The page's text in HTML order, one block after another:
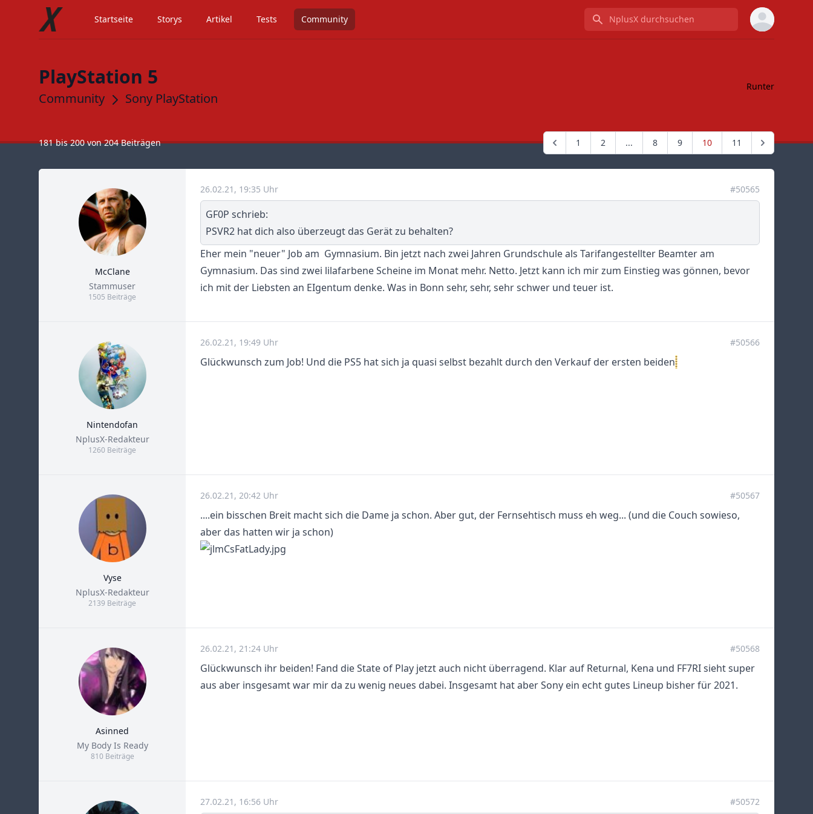
Startseite Storys Artikel Tests Community NplusX durchsuchen
PlayStation 5
Community Sony PlayStation
Runter
181bis200von204Beiträgen 1 2 ... 8 9 10 11
McClane
Stammuser
1505 Beiträge
26.02.21, 19:35 Uhr #50565
GF0P schrieb:
PSVR2 hat dich also überzeugt das Gerät zu behalten?
Eher mein "neuer" Job am Gymnasium. Bin jetzt nach zwei Jahren Grundschule als Tarifangestellter Beamter am
Gymnasium. Das sind zwei lilafarbene Scheine im Monat mehr. Netto. Jetzt kann ich mir zum Einstieg was gönnen, bevor
ich mit der Liebsten an EIgentum denke. Was in Bonn sehr, sehr, sehr schwer und teuer ist.
Nintendofan
TitleNplusX-Redakteur
1260 Beiträge
26.02.21, 19:49 Uhr #50566
Glückwunsch zum Job! Und die PS5 hat sich ja quasi selbst bezahlt durch den Verkauf der ersten beiden
Vyse
TitleNplusX-Redakteur
2139 Beiträge
26.02.21, 20:42 Uhr #50567
....ein bisschen Breit macht sich die Dame ja schon. Aber gut, der Fernsehtisch muss eh weg... (und die Couch sowieso,
aber das hatten wir ja schon)
Asinned
My Body Is Ready
810 Beiträge
26.02.21, 21:24 Uhr #50568
Glückwunsch ihr beiden! Fand die State of Play jetzt auch nicht überragend. Klar auf Returnal, Kena und FF7RI sieht super
aus aber insgesamt war mir da zu wenig neues dabei. Insgesamt hat aber Sony ein echt gutes Lineup bisher für 2021.
27.02.21, 16:56 Uhr #50572